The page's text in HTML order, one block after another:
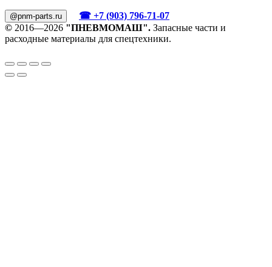
@pnm-parts.ru
☎ +7 (903) 796-71-07
© 2016—2026 "ПНЕВМОМАШ". Запасные части и
расходные материалы для спецтехники.